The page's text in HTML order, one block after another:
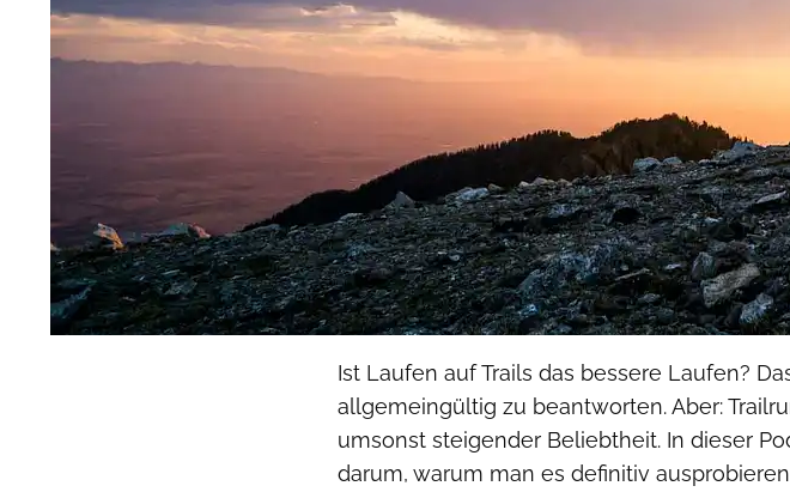
Ist Laufen auf Trails das bessere Laufen?
allgemeingültig zu beantworten. Aber:
umsonst steigender Beliebtheit. In dieser
darum, warum man es definitiv